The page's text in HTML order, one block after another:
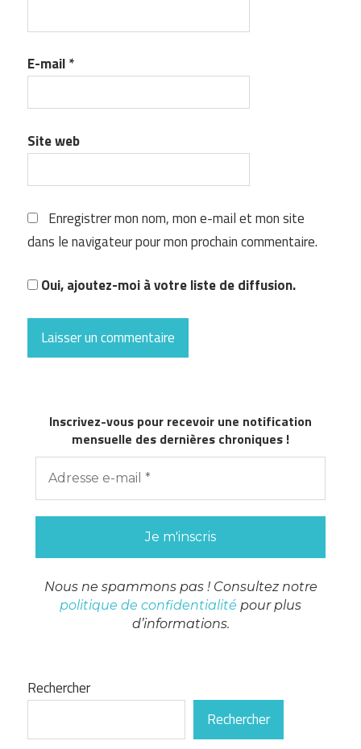
E-mail*
Site web
Enregistrer mon nom, mon e-mail et mon site
dans le navigateur pour mon prochain commentaire.
Oui, ajoutez-moi à votre liste de diffusion.
Inscrivez-vous pour recevoir une notification
mensuelle des dernières chroniques !
Nous ne spammons pas ! Consultez notre
politique de confidentialité pour plus
d’informations.
Rechercher
Rechercher